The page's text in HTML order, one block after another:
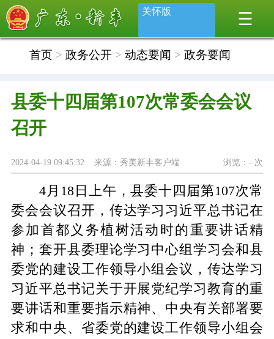
关怀版
首页> 政务公开> 动态要闻 > 政务要闻
县委十四届第107次常委会会议
召开
浏览：- 次
2024-04-19 09:45:32 来源：秀美新丰客户端
4月18日上午，县委十四届第107次常
委会会议召开，传达学习习近平总书记在
参加首都义务植树活动时的重要讲话精
神；套开县委理论学习中心组学习会和县
委党的建设工作领导小组会议，传达学习
习近平总书记关于开展党纪学习教育的重
要讲话和重要指示精神、中央有关部署要
求和中央、省委党的建设工作领导小组会